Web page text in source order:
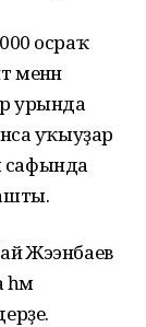
осраҡ
менән
урында
уҡыуҙар
сафында
Жээнбаев